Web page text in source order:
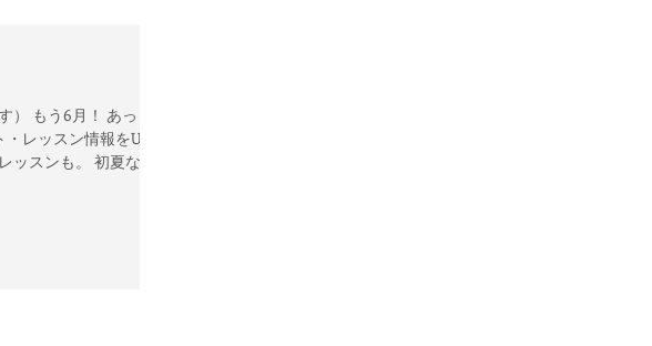
もう6月！ あっと
レッスン情報をUPい
ッスンも。 初夏なら